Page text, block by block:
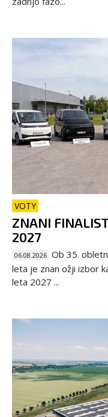
VOTY
ZNANI
2027
06.08.2026 Ob 35.
leta je znan ožji izbor
leta 2027 ...